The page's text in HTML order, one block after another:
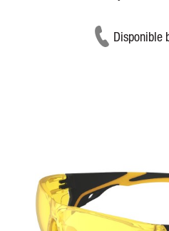
Disponible